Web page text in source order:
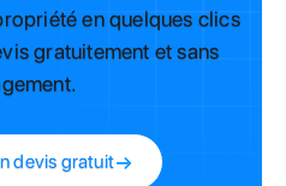
en quelques clics
gratuitement et sans
devis gratuit